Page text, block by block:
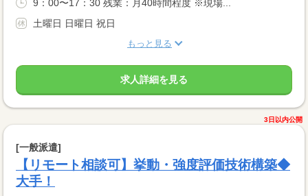
9：00〜17：30 残業：月40時間程度 ※現場...
土曜日 日曜日 祝日
もっと見る
求人詳細を見る
3日以内公開
[一般派遣]
【リモート相談可】挙動・強度評価技術構築◆
大手！